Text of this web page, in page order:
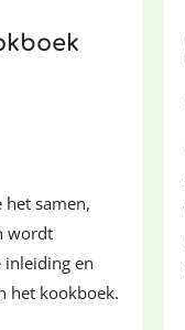
samen,
wordt
inleiding en
het kookboek.